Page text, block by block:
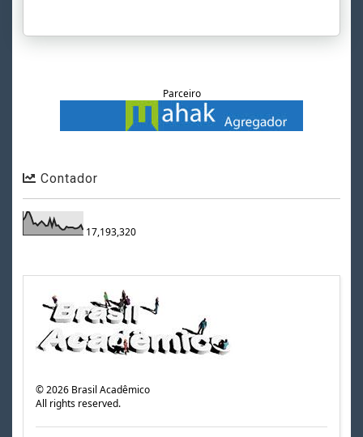
Parceiro
Contador
17,193,320
©2026 Brasil Acadêmico
All rights reserved.